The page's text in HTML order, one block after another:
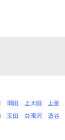
烟田 上太田 上釜
玉田 台濁沢 造谷